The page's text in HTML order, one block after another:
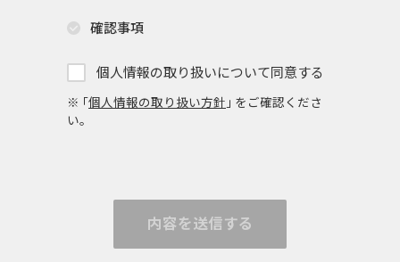
確認事項
個人情報の取り扱いについて同意する
※ ｢個人情報の取り扱い方針 ｣ をご確認くださ
い。
内容を送信する